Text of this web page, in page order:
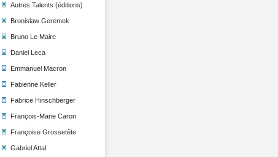
Autres Talents (éditions)
Bronislaw Geremek
Bruno Le Maire
Daniel Leca
Emmanuel Macron
Fabienne Keller
Fabrice Hinschberger
François-Marie Caron
Françoise Grossetête
Gabriel Attal